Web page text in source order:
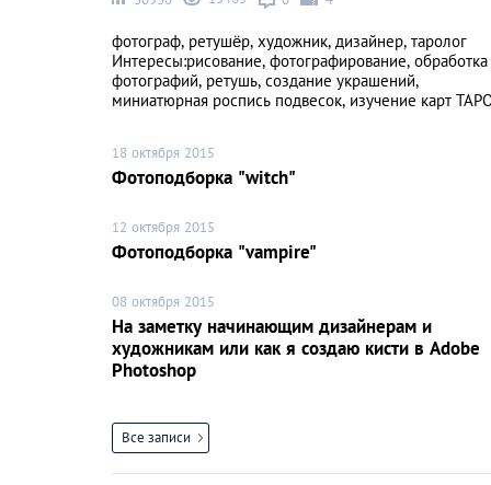
фотограф, ретушёр, художник, дизайнер, таролог
Интересы:рисование, фотографирование, обработка
фотографий, ретушь, создание украшений,
миниатюрная роспись подвесок, изучение карт
18 октября 2015
Фотоподборка "witch"
12 октября 2015
Фотоподборка "vampire"
08 октября 2015
На заметку начинающим дизайнерам и
художникам или как я создаю кисти в Adobe
Photoshop
Все записи